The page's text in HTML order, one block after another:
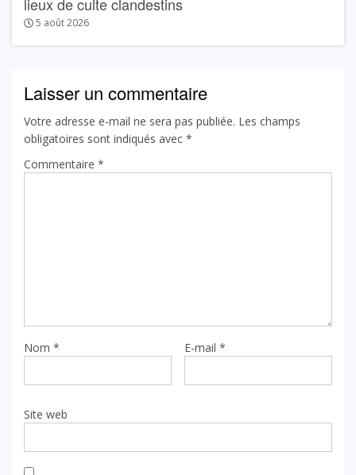
lieux de culte clandestins
5 août 2026
Laisser un commentaire
Votre adresse e-mail ne sera pas publiée. Les champs
obligatoires sont indiqués avec *
Commentaire *
Nom * E-mail *
Site web